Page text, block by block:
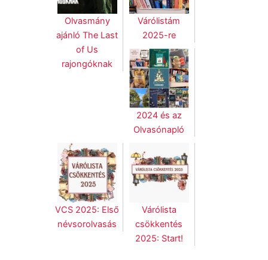
Olvasmány
ajánló The Last
of Us
rajongóknak
Várólistám
2025-re
2024 és az
Olvasónapló
VCS 2025: Első
névsorolvasás
Várólista
csökkentés
2025: Start!